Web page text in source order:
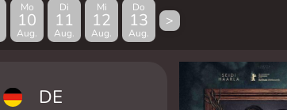
Mo
10
Aug.
Di
11
Aug.
Mi
12
Aug.
Do
13
Aug.
>
DE